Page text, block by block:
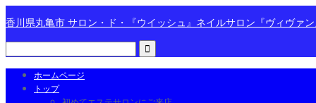
香川県丸亀市 サロン・ド・『ウイッシュ』ネイルサロン『ヴィヴァ
ホームページ
トップ